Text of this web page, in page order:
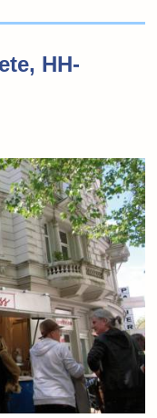
HH-